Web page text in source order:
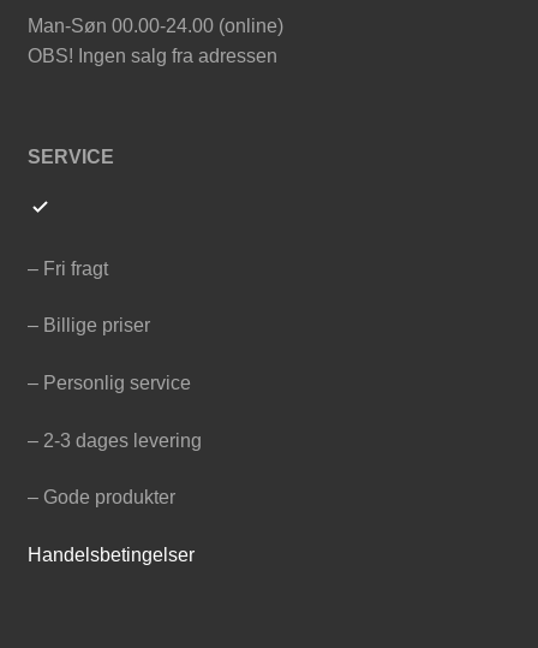
Man-Søn 00.00-24.00 (online)
OBS! Ingen salg fra adressen
SERVICE
– Fri fragt
– Billige priser
– Personlig service
– 2-3 dages levering
– Gode produkter
Handelsbetingelser